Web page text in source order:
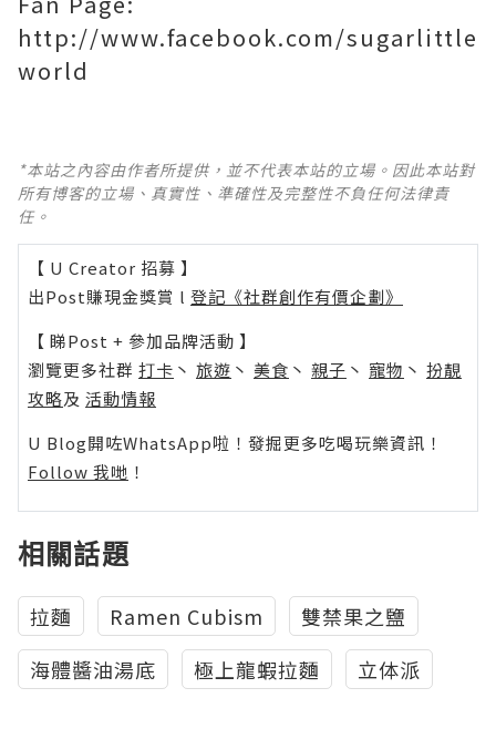
http://www.facebook.com/sugarlittle
world
*本站之內容由作者所提供，並不代表本站的立場。因此本站對
所有博客的立場、真實性、準確性及完整性不負任何法律責
任。
【 U Creator 招募 】
出Post賺現金獎賞 l 登記《社群創作有價企劃》
【 睇Post + 參加品牌活動 】
瀏覽更多社群 打卡 丶 旅遊 丶 美食 丶 親子 丶 寵物 丶 扮靚
攻略及 活動情報
U Blog開咗WhatsApp啦！發掘更多吃喝玩樂資訊！
Follow 我哋 ！
相關話題
拉麵 Ramen Cubism
雙禁果之鹽
海體醬油湯底
極上龍蝦拉麵 立体派